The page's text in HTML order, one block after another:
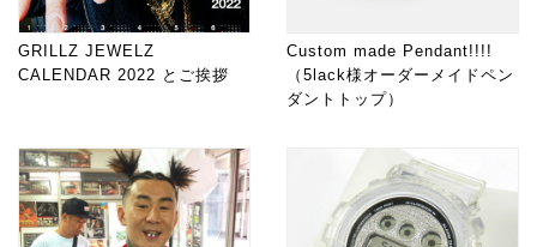
GRILLZ JEWELZ
CALENDAR 2022 とご挨拶
Custom made Pendant!!!!
（5lack様オーダーメイドペン
ダントトップ）